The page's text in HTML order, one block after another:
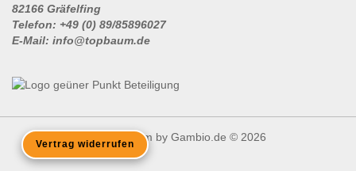
82166 Gräfelfing
Telefon: +49 (0) 89/85896027
E-Mail: info@topbaum.de
Vertrag widerrufen
Shopsystem by Gambio.de © 2026